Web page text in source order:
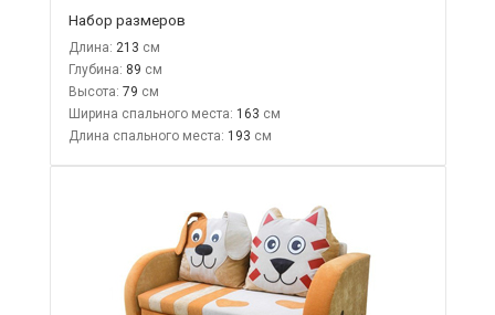
Набор размеров
Длина: 213
Глубина: 89
Высота: 79
Ширина спального места: 163
Длина спального места: 193